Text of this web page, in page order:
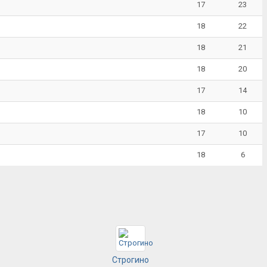
17 23
18 22
18 21
18 20
17 14
18 10
17 10
18 6
Строгино